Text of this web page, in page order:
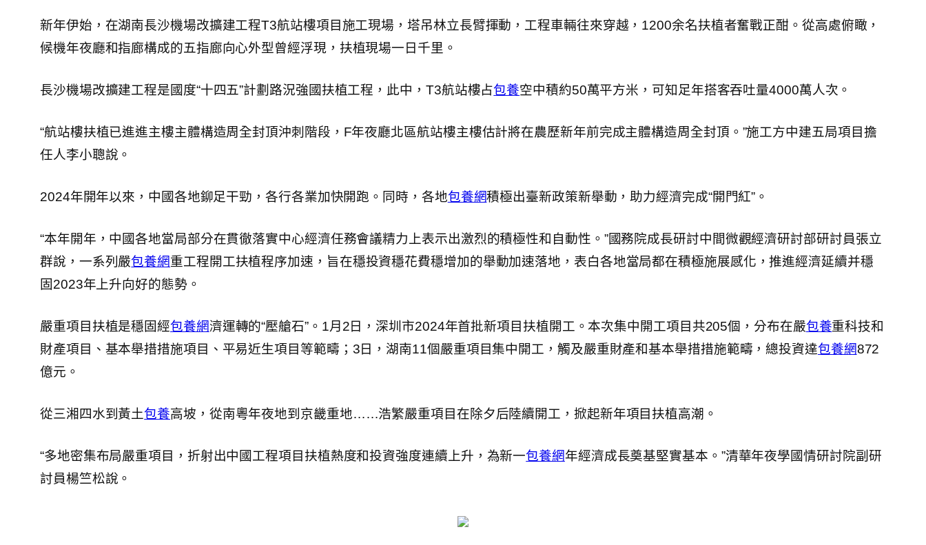
新年伊始，在湖南長沙機場改擴建工程T3航站樓項目施工現場，塔吊林立長臂揮動，工程車輛往來穿越，1200余名扶植者奮戰正酣。從高處俯瞰，
候機年夜廳和指廊構成的五指廊向心外型曾經浮現，扶植現場一日千里。
長沙機場改擴建工程是國度“十四五”計劃路況強國扶植工程，此中，T3航站樓占包養空中積約50萬平方米，可知足年搭客吞吐量4000萬人次。
“航站樓扶植已進進主樓主體構造周全封頂沖刺階段，F年夜廳北區航站樓主樓估計將在農歷新年前完成主體構造周全封頂。”施工方中建五局項目擔
任人李小聰說。
2024年開年以來，中國各地鉚足干勁，各行各業加快開跑。同時，各地包養網積極出臺新政策新舉動，助力經濟完成“開門紅”。
“本年開年，中國各地當局部分在貫徹落實中心經濟任務會議精力上表示出激烈的積極性和自動性。”國務院成長研討中間微觀經濟研討部研討員張立
群說，一系列嚴包養網重工程開工扶植程序加速，旨在穩投資穩花費穩增加的舉動加速落地，表白各地當局都在積極施展感化，推進經濟延續并穩
固2023年上升向好的態勢。
嚴重項目扶植是穩固經包養網濟運轉的“壓艙石”。1月2日，深圳市2024年首批新項目扶植開工。本次集中開工項目共205個，分布在嚴包養重科技和
財產項目、基本舉措措施項目、平易近生項目等範疇；3日，湖南11個嚴重項目集中開工，觸及嚴重財產和基本舉措措施範疇，總投資達包養網872
億元。
從三湘四水到黃土包養高坡，從南粵年夜地到京畿重地……浩繁嚴重項目在除夕后陸續開工，掀起新年項目扶植高潮。
“多地密集布局嚴重項目，折射出中國工程項目扶植熱度和投資強度連續上升，為新一包養網年經濟成長奠基堅實基本。”清華年夜學國情研討院副研
討員楊竺松說。